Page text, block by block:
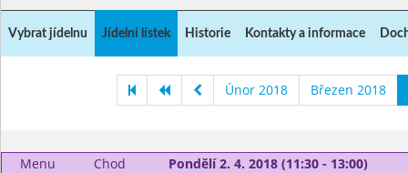
Vybrat jídelnu Jídelní lístek Historie Kontakty a informace
Únor 2018 Březen 2018
Menu Chod Pondělí 2. 4. 2018 (11:30 - 13:00)